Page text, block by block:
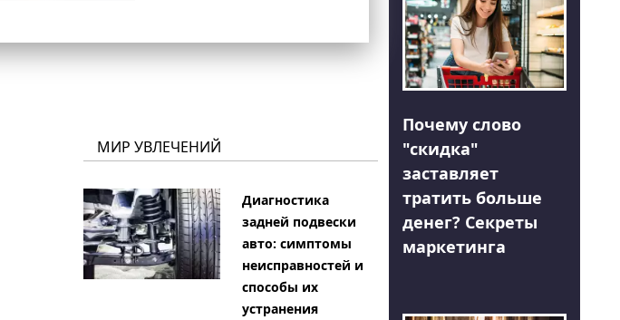
МИР УВЛЕЧЕНИЙ
Диагностика
задней подвески
авто: симптомы
неисправностей и
способы их
устранения
Почему слово
"скидка"
заставляет
тратить больше
денег? Секреты
маркетинга